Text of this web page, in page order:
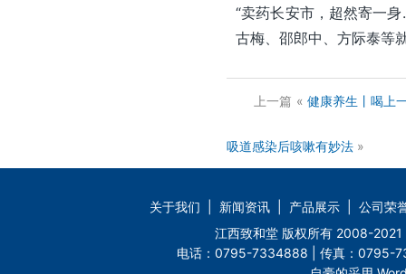
“卖药长安市，超然寄一
古梅、邵郎中、方际泰等
上一篇 « 健康养生丨喝上
吸道感染后咳嗽有妙法 »
关于我们 新闻资讯 产品展示
公司荣
江西致和堂 版权所有 2008-
电话：0795-7334888 | 传真：0795-